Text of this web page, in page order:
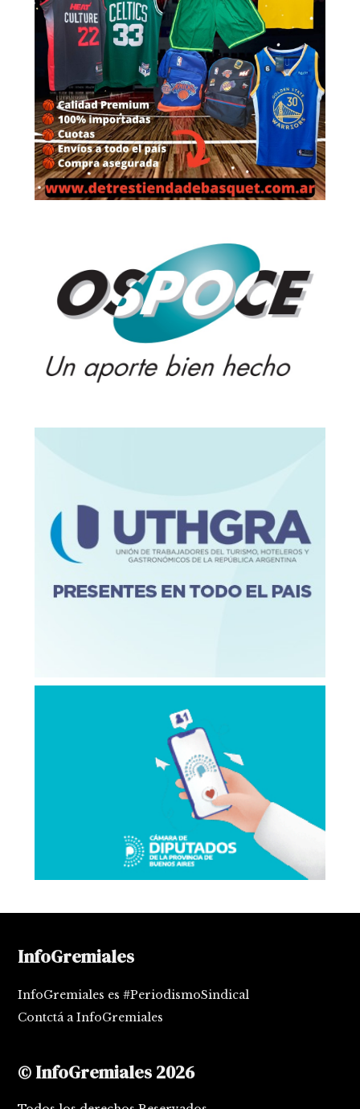
InfoGremiales
InfoGremiales es #PeriodismoSindical
Contctá a InfoGremiales
© InfoGremiales 2026